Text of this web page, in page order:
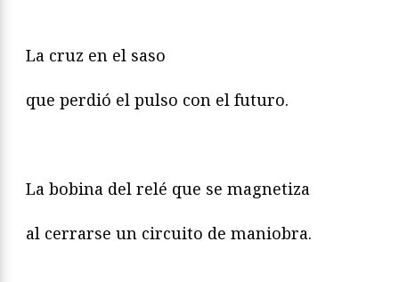
La cruz en el saso
que perdió el pulso con el futuro.
La bobina del relé que se magnetiza
al cerrarse un circuito de maniobra.